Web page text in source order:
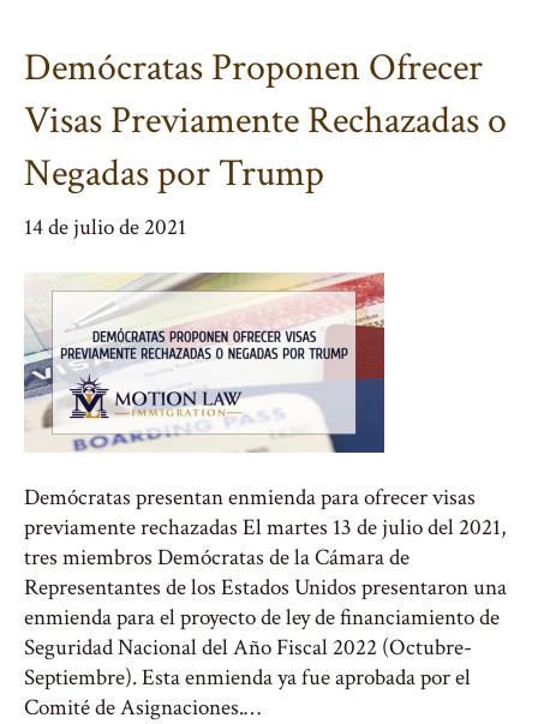
Demócratas Proponen Ofrecer
Visas Previamente Rechazadas o
Negadas por Trump
14 de julio de 2021
Demócratas presentan enmienda para ofrecer visas
previamente rechazadas El martes 13 de julio del 2021,
tres miembros Demócratas de la Cámara de
Representantes de los Estados Unidos presentaron una
enmienda para el proyecto de ley de financiamiento de
Seguridad Nacional del Año Fiscal 2022 (Octubre-
Septiembre). Esta enmienda ya fue aprobada por el
Comité de Asignaciones.…